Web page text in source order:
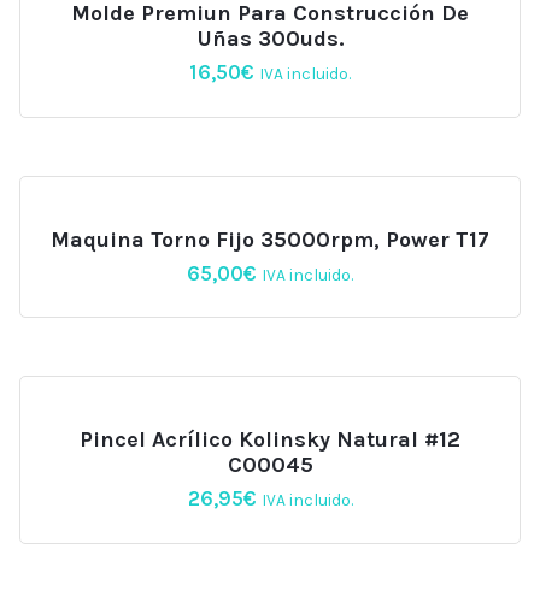
Molde Premiun Para Construcción De
Uñas 300uds.
16,50€ IVA incluido.
Maquina Torno Fijo 35000rpm, Power T17
65,00€ IVA incluido.
Pincel Acrílico Kolinsky Natural #12
C00045
26,95€ IVA incluido.